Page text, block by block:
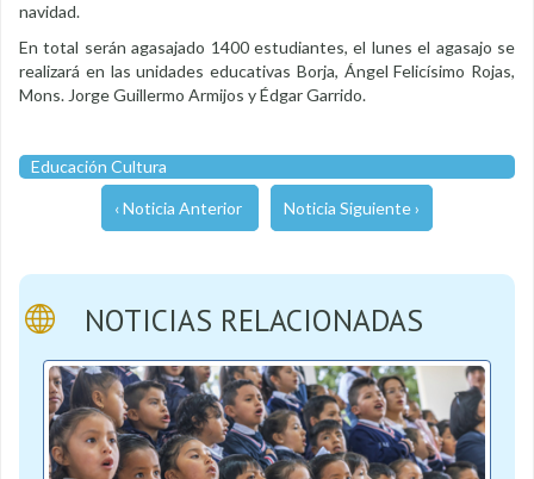
navidad.
En total serán agasajado 1400 estudiantes, el lunes el agasajo se
realizará en las unidades educativas Borja, Ángel Felicísimo Rojas,
Mons. Jorge Guillermo Armijos y Édgar Garrido.
Educación Cultura
‹ Noticia Anterior Noticia Siguiente ›
NOTICIAS RELACIONADAS